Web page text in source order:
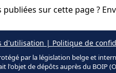
sur cette page ?
d'utilisation | Politique de
par la législation belge et
l'objet de dépôts auprès du BOIP